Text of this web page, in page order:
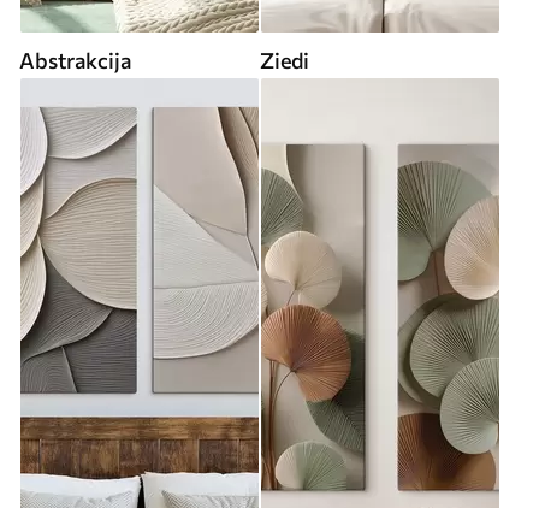
Abstrakcija Ziedi